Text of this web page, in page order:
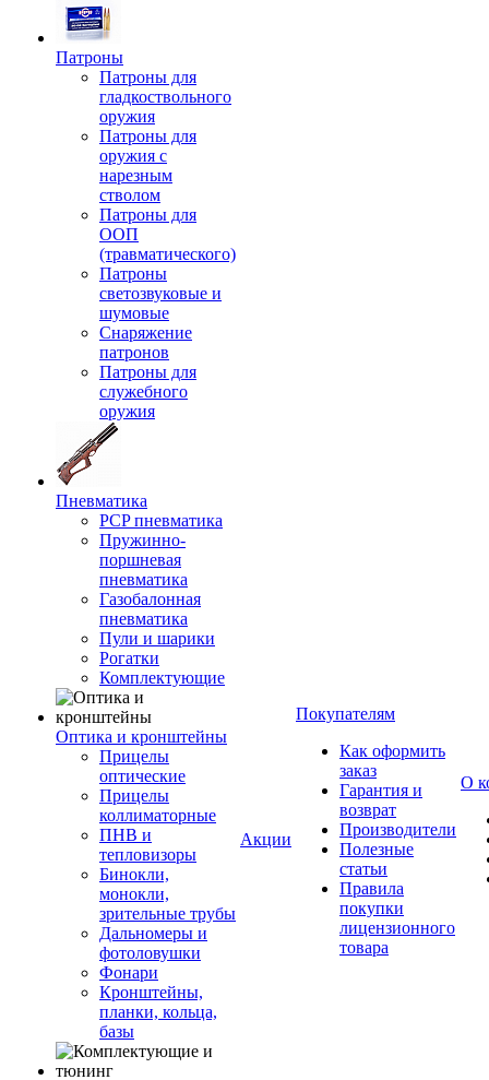
Патроны
Патроны для
гладкоствольного
оружия
Патроны для
оружия с
нарезным
стволом
Патроны для
ООП
(травматического)
Патроны
светозвуковые и
шумовые
Снаряжение
патронов
Патроны для
служебного
оружия
Пневматика
PCP пневматика
Пружинно-
поршневая
пневматика
Газобалонная
пневматика
Пули и шарики
Рогатки
Комплектующие
Оптика и кронштейны
Прицелы
оптические
Прицелы
коллиматорные
ПНВ и
тепловизоры
Бинокли,
монокли,
зрительные трубы
Дальномеры и
фотоловушки
Фонари
Кронштейны,
планки, кольца,
базы
Акции
Покупателям
Как оформить
заказ
Гарантия и
возврат
Производители
Полезные
статьи
Правила
покупки
лицензионного
товара
О